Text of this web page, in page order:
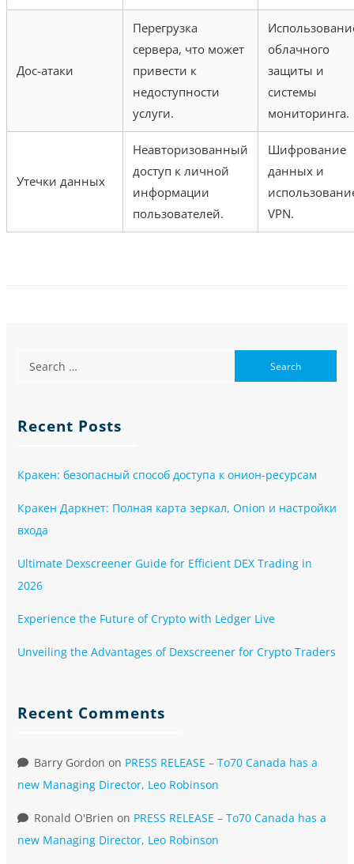
Дос-атаки
Перегрузка
сервера, что может
привести к
недоступности
услуги.
облачного
защиты и
системы
мониторинга.
Утечки данных
Неавторизованный
доступ к личной
информации
пользователей.
Шифрование
данных и
VPN.
Recent Posts
Кракен: безопасный способ доступа к онион-ресурсам
Кракен Даркнет: Полная карта зеркал, Onion и настройки
входа
Ultimate Dexscreener Guide for Efficient DEX Trading in
2026
Experience the Future of Crypto with Ledger Live
Unveiling the Advantages of Dexscreener for Crypto Traders
Recent Comments
Barry Gordon on PRESS RELEASE – To70 Canada has a
new Managing Director, Leo Robinson
Ronald O'Brien on PRESS RELEASE – To70 Canada has a
new Managing Director, Leo Robinson